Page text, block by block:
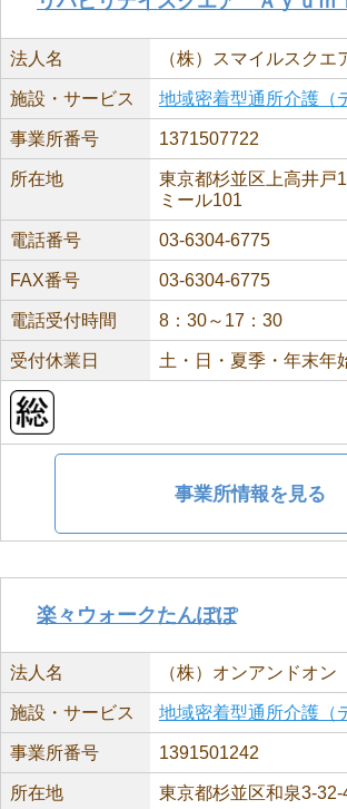
法人名 （株）スマイルスクエ
施設・サービス 地域密着型通所介護（
事業所番号 1371507722
所在地
東京都杉並区上高井
ミール101
電話番号 03-6304-6775
FAX番号 03-6304-6775
電話受付時間 8：30～17：30
受付休業日 土・日・夏季・年末年
事業所情報を見る
楽々ウォークたんぽぽ
法人名 （株）オンアンドオン
施設・サービス 地域密着型通所介護（
事業所番号 1391501242
所在地 東京都杉並区和泉3-